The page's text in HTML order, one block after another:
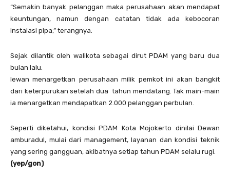
“Semakin banyak pelanggan maka perusahaan akan mendapat
keuntungan, namun dengan catatan tidak ada kebocoran
instalasi pipa,” terangnya.
Sejak dilantik oleh walikota sebagai dirut PDAM yang baru dua
bulan lalu.
Iewan menargetkan perusahaan milik pemkot ini akan bangkit
dari keterpurukan setelah dua tahun mendatang. Tak main-main
ia menargetkan mendapatkan 2.000 pelanggan perbulan.
Seperti diketahui, kondisi PDAM Kota Mojokerto dinilai Dewan
amburadul, mulai dari management, layanan dan kondisi teknik
yang sering gangguan, akibatnya setiap tahun PDAM selalu rugi.
(yep/gon)